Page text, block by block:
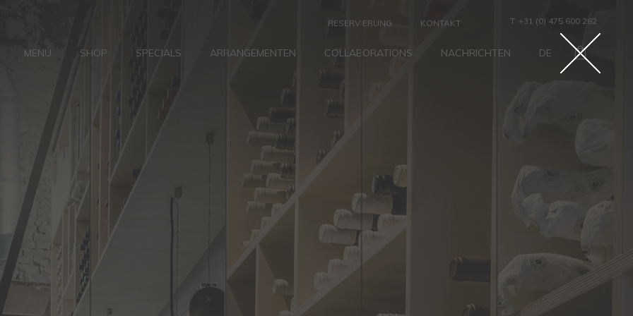
RESERVIERUNG KONTAKT T. +31 (0) 475 600 262
MENU SHOP SPECIALS ARRANGEMENTEN COLLABORATIONS NACHRICHTEN DE